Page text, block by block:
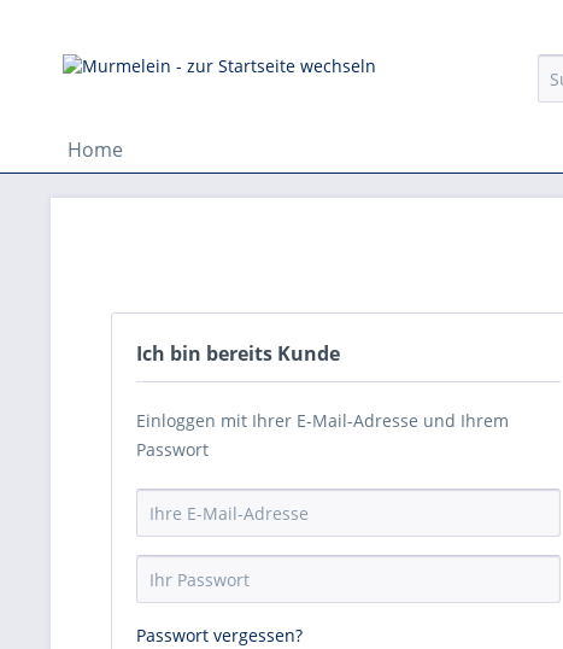
Home
Ich bin bereits Kunde
Einloggen mit Ihrer E-Mail-Adresse und Ihrem
Passwort
Passwort vergessen?